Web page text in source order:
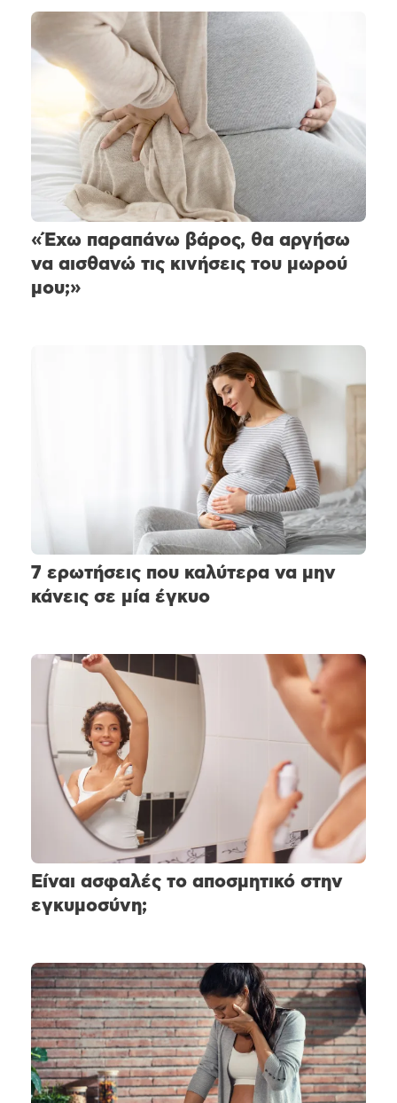
«Έχω παραπάνω βάρος, θα αργήσω
να αισθανώ τις κινήσεις του μωρού
μου;»
7 ερωτήσεις που καλύτερα να μην
κάνεις σε μία έγκυο
Είναι ασφαλές το αποσμητικό στην
εγκυμοσύνη;